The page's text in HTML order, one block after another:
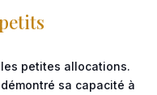
petites allocations.
sa capacité à